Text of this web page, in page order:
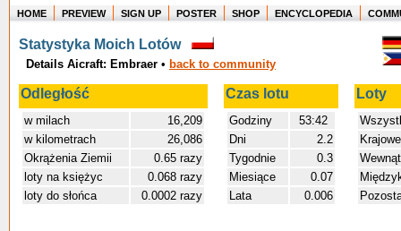
Where in the world have you flown?
How long have you been in the air?
Create your own FlightMemory and see!
HOME PREVIEW SIGN UP POSTER SHOP ENCYCLOPEDIA
Statystyka Moich Lotów
Details Aicraft: Embraer • back to community
Odległość Czas lotu Loty
w milach
16,209
w kilometrach
26,086
Okrążenia Ziemii
0.65 razy
loty na księżyc
0.068 razy
loty do słońca
0.0002 razy
Godziny
53:42
Dni
2.2
Tygodnie
0.3
Miesiące
0.07
Lata
0.006
Krajowe